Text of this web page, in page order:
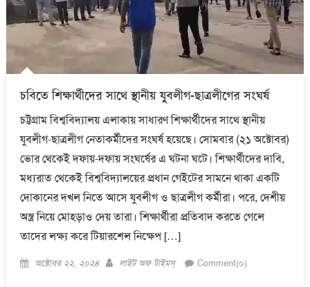
চবিতে শিক্ষার্থীদের সাথে স্থানীয় যুবলীগ-ছাত্রলীগের সংঘর্ষ
চট্টগ্রাম বিশ্ববিদ্যালয় এলাকায় সাধারণ শিক্ষার্থীদের সাথে স্থানীয়
যুবলীগ-ছাত্রলীগ নেতাকর্মীদের সংঘর্ষ হয়েছে। সোমবার (২১ অক্টোবর)
ভোর থেকেই দফায়-দফায় সংঘর্ষের এ ঘটনা ঘটে। শিক্ষার্থীদের দাবি,
মধ্যরাত থেকেই বিশ্ববিদ্যালয়ের প্রধান গেইটের সামনে থাকা একটি
দোকানের দখল নিতে আসে যুবলীগ ও ছাত্রলীগ কর্মীরা। পরে, দেশীয়
অস্ত্র নিয়ে মোহড়াও দেয় তারা। শিক্ষার্থীরা প্রতিবাদ করতে গেলে
তাদের লক্ষ্য করে টিয়ারশেল নিক্ষেপ […]
Posted
অক্টোবর ২২, ২০২৪ Author
লাইট অফ টাইমস্ Comment(০)